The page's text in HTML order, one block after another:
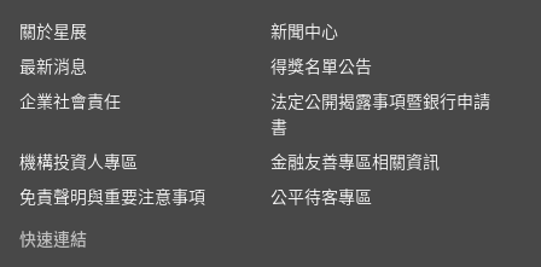
關於星展
新聞中心
最新消息
得獎名單公告
企業社會責任
法定公開揭露事項暨銀行申請
書
機構投資人專區
金融友善專區相關資訊
免責聲明與重要注意事項
公平待客專區
快速連結